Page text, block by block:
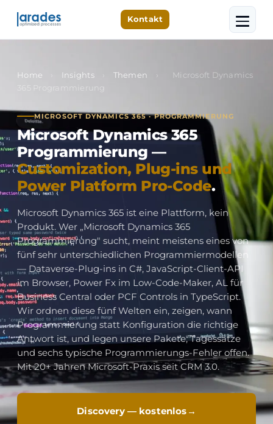
Kontakt
Home Insights Themen ›
Microsoft Dynamics
365 Programmierung
MICROSOFT DYNAMICS 365 · PROGRAMMIERUNG
Microsoft Dynamics 365
Programmierung —
Customization, Plug-ins und
Power Platform Pro-Code.
Microsoft Dynamics 365 ist eine Plattform, kein
Produkt. Wer „Microsoft Dynamics 365
Programmierung" sucht, meint meistens eines von
fünf sehr unterschiedlichen Programmiermodellen
— Dataverse-Plug-ins in C#, JavaScript-Client-API
im Browser, Power Fx im Low-Code-Maker, AL für
Business Central oder PCF Controls in TypeScript.
Wir ordnen diese fünf Welten ein, zeigen, wann
Programmierung statt Konfiguration die richtige
Antwort ist, und legen unsere Pakete, Tagessätze
und sechs typische Programmierungs-Fehler offen.
Mit 20+ Jahren Microsoft-Praxis seit CRM 3.0.
Discovery — kostenlos